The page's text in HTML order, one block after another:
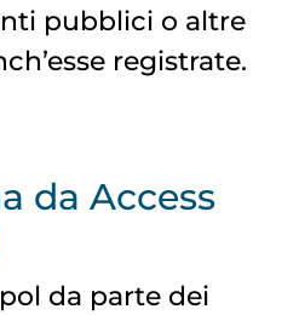
pubblici o altre
registrate.
da Access
da parte dei